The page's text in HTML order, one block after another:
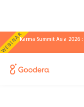
WEBINARKarma Summit Asia 2026